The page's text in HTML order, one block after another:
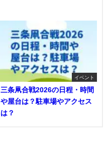
イベント
三条凧合戦2026の日程・時間
や屋台は？駐車場やアクセス
は？